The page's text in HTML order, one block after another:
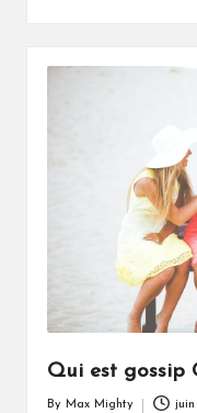
Qui est gossip
By Max Mighty juin